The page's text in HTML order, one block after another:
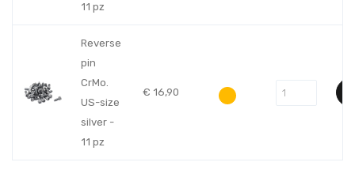
11 pz
Reverse
pin
CrMo.
US-size
silver -
11 pz
€ 16,90